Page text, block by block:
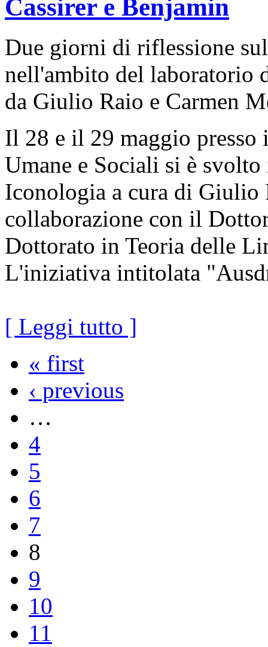
Cassirer e Benjamin
Due giorni di riflessione
nell'ambito del laboratorio
da Giulio Raio e Carmen
Il 28 e il 29 maggio
Umane e Sociali si è
Iconologia a cura di Giulio
collaborazione con il
Dottorato in Teoria delle
L'iniziativa intitolata
[ Leggi tutto ]
« first
‹ previous
…
4
5
6
7
8
9
10
11